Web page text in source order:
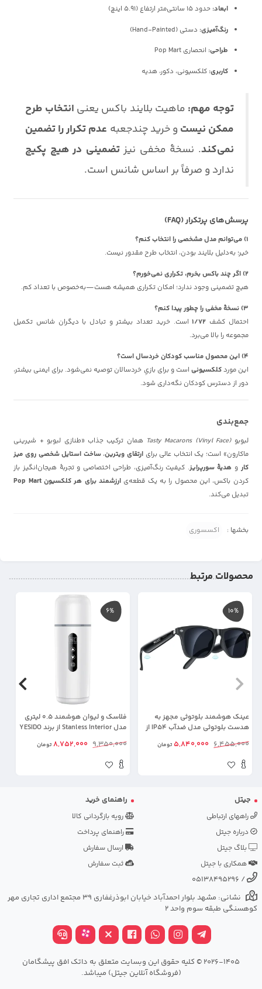
ابعاد: حدود 15 سانتی‌متر ارتفاع (5.91 اینچ)
رنگ‌آمیزی: دستی (Hand-Painted)
طراحی: انحصاری Pop Mart
کاربری: کلکسیونی، دکور، هدیه
توجه مهم: ماهیت بلایند باکس یعنی انتخاب طرح
ممکن نیست و خرید چندجعبه عدم تکرار را تضمین
نمی‌کند. نسخهٔ مخفی نیزتضمینی در هیچ پکیج
ندارد و صرفاً بر اساس شانس است.
پرسش‌های پرتکرار (FAQ)
۱) می‌توانم مدل مشخصی را انتخاب کنم؟
خیر؛ به‌دلیل بلایند بودن، انتخاب طرح مقدور نیست.
۲) اگر چند باکس بخرم، تکراری نمی‌خورم؟
هیچ تضمینی وجود ندارد؛ امکان تکراری همیشه هست—به‌خصوص با تعداد کم.
۳) نسخهٔ مخفی را چطور پیدا کنم؟
احتمال کشف ۱/۷۲است. خرید تعداد بیشتر و تبادل با دیگران شانس تکمیل
مجموعه را بالا می‌برد.
۴) این محصول مناسب کودکان خردسال است؟
این موردکلکسیونی است و برای بازیِ خردسالان توصیه نمی‌شود. برای ایمنی بیشتر،
دور از دسترس کودکان نگه‌داری شود.
جمع‌بندی
لبوبوTasty Macarons (Vinyl Face) همان ترکیب جذاب «طنازی لبوبو + شیرینی
ماکارون» است؛ یک انتخاب عالی برای ارتقای ویترین،ساخت استایل شخصی روی میز
کار و هدیهٔ سورپرایز. کیفیت رنگ‌آمیزی، طراحی اختصاصی و تجربهٔ هیجان‌انگیز باز
کردن باکس، این محصول را به یک قطعه‌ی ارزشمند برای هر کلکسیون Pop Mart
تبدیل می‌کند.
بخشها : اکسسوری
محصولات مرتبط
10%
عینک هوشمند بلوتوثی مجهز به
هدست بلوتوثی مدل ضدآب IP54 از
6,455,000
5,840,000تومان
6%
فلاسک و لیوان هوشمند 0.5 لیتری
مدل Stanless Interior از برند YESIDO
9,350,000
8,752,000تومان
جیتل
راههای ارتباطی
درباره جیتل
بلاگ جیتل
همکاری با جیتل
راهنمای خرید
رویه بازگردانی کالا
راهنمای پرداخت
ارسال سفارش
ثبت سفارش
/
05138495296
نشانی: مشهد بلوار احمدآباد خیابان ابوذرغفاری 39 مجتمع اداری تجاری مهر
کوهسنگی طبقه سوم واحد 2
2026-1405 © کلیه حقوق این وبسایت متعلق به داتک افق پیشگامان
(فروشگاه آنلاین جیتل) میباشد.